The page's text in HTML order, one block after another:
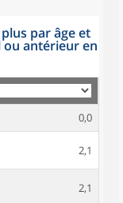
par âge et
antérieur en
0,0
2,1
2,1